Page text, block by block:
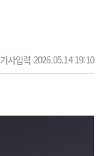
기사입력 2026.05.14 19:10